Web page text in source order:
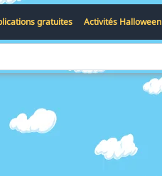
gratuites Activités Halloween